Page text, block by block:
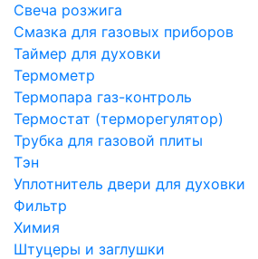
Свеча розжига
Смазка для газовых приборов
Таймер для духовки
Термометр
Термопара газ-контроль
Термостат (терморегулятор)
Трубка для газовой плиты
Тэн
Уплотнитель двери для духовки
Фильтр
Химия
Штуцеры и заглушки